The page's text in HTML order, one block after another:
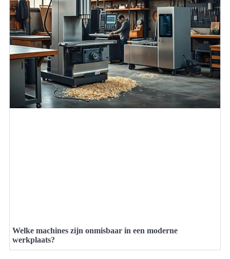
Welke machines zijn onmisbaar in een moderne
werkplaats?